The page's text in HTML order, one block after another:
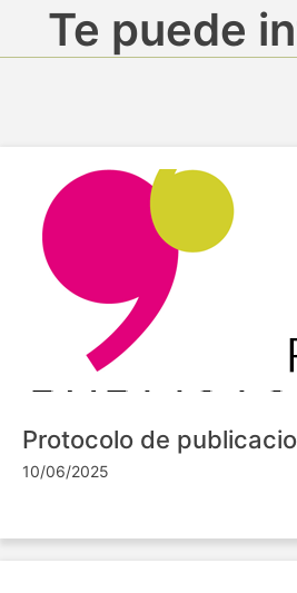
Te puede
Protocolo de
10/06/2025